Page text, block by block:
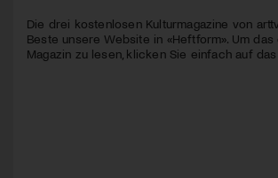
Die drei kostenlosen Kulturmagazine von
Beste unsere Website in «Heftform». Um
Magazin zu lesen, klicken Sie einfach auf